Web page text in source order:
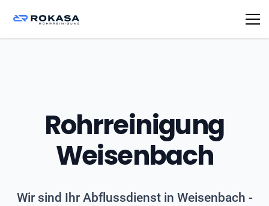
Rohrreinigung
Weisenbach
Wir sind Ihr Abflussdienst in Weisenbach -